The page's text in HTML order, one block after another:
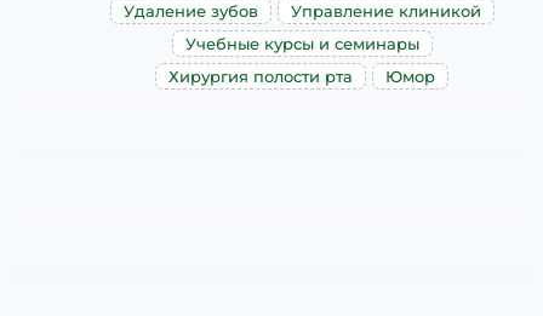
Удаление зубов
Управление клиникой
Учебные курсы и семинары
Хирургия полости рта
Юмор